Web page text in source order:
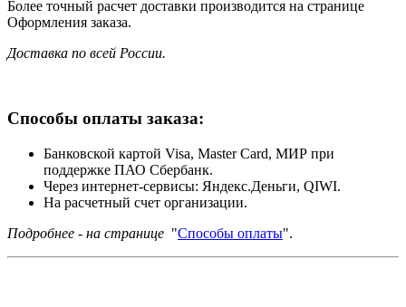
Более точный расчет доставки производится на странице
Оформления заказа.
Доставка по всей России.
Способы оплаты заказа:
Банковской картой Visa, Master Card, МИР при
поддержке ПАО Сбербанк.
Через интернет-сервисы: Яндекс.Деньги, QIWI.
На расчетный счет организации.
Подробнее - на странице "Способы оплаты".